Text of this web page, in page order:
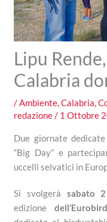
Lipu
Calabria
/Ambiente,Calabria,
redazione/ 1 Ottobre
Due giornate
“Big Day” e
uccelli selvatici in
Si svolgerà sabato
edizione